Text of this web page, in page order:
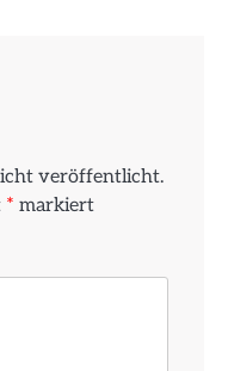
veröffentlicht.
* markiert